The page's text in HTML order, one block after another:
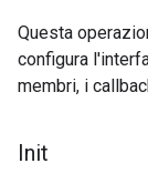
Questa
configura
membri, i
Init